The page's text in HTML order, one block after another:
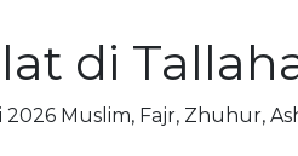
di
2026 Muslim, Fajr, Zhuhur,